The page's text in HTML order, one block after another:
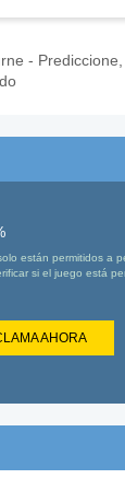
-
están permitidos a
si el juego está
AHORA